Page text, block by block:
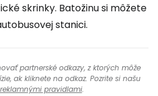
skrinky. Batožinu si môžete
stanici.
partnerské odkazy, z ktorých môže
ak kliknete na odkaz. Pozrite si našu
reklamnými pravidlami.